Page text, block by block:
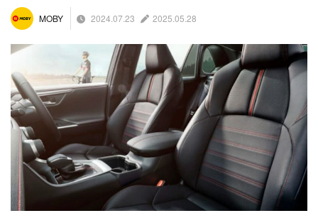
MOBY 2024.07.23 2025.05.28